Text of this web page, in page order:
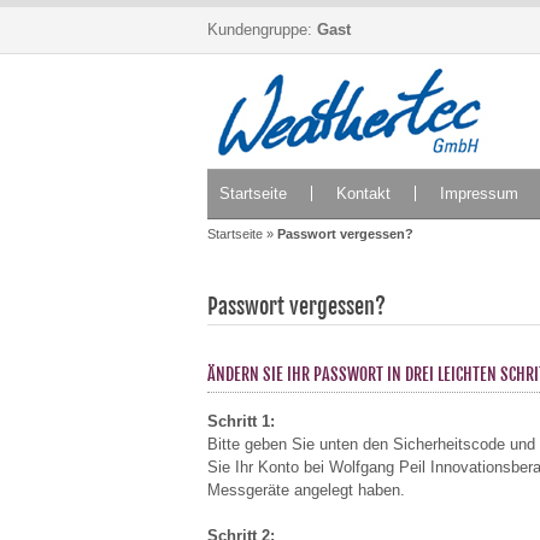
Kundengruppe: Gast
Startseite Kontakt Impressum
Startseite » Passwort vergessen?
Passwort vergessen?
ÄNDERN SIE IHR PASSWORT IN DREI LEICHTEN
Schritt 1:
Bitte geben Sie unten den Sicherheitscode
Sie Ihr Konto bei Wolfgang Peil
Messgeräte angelegt haben.
Schritt 2: